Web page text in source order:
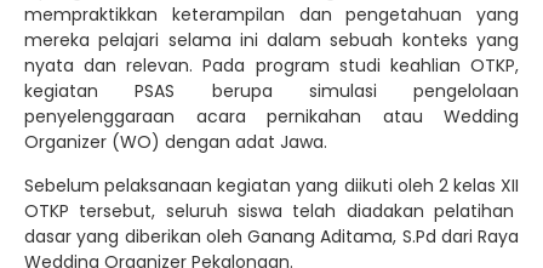
mempraktikkan keterampilan dan pengetahuan yang
mereka pelajari selama ini dalam sebuah konteks yang
nyata dan relevan. Pada program studi keahlian OTKP,
kegiatan PSAS berupa simulasi pengelolaan
penyelenggaraan acara pernikahan atau Wedding
Organizer (WO) dengan adat Jawa.
Sebelum pelaksanaan kegiatan yang diikuti oleh 2 kelas XII
OTKP tersebut, seluruh siswa telah diadakan pelatihan
dasar yang diberikan oleh Ganang Aditama, S.Pd dari Raya
Wedding Organizer Pekalongan.